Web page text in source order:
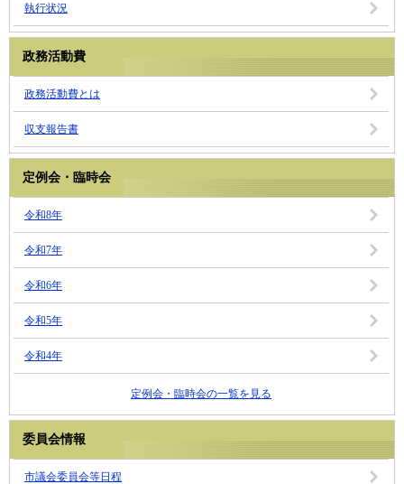
執行状況
政務活動費
政務活動費とは
収支報告書
定例会・臨時会
令和8年
令和7年
令和6年
令和5年
令和4年
定例会・臨時会の一覧を見る
委員会情報
市議会委員会等日程